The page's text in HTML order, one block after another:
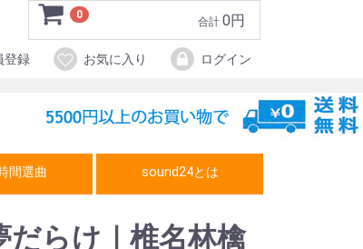
登録 お気に入り ログイン
0
合計 0円
間選曲 sound24とは
だらけ｜椎名林檎